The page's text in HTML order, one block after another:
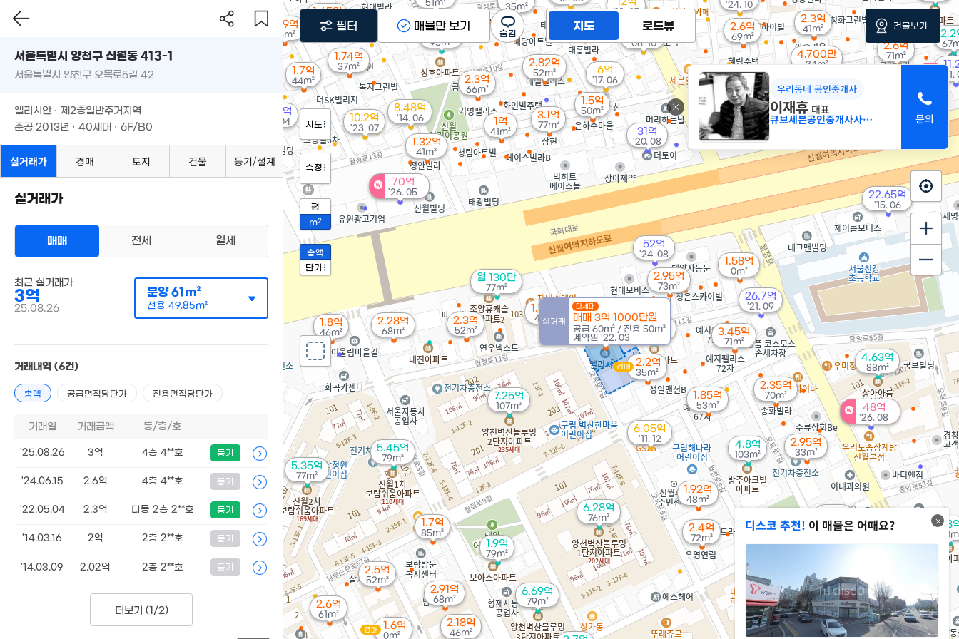
48억
'26. 08
2.2억
35m²
경매
5.45억
79m²
1.6억
0m²
경매 9억
112m²
2.3억
41m²
2.6억
69m²
월 130만
77m²
1.73억
48m²
70억
'26. 05
7.25억
107m²
5.35억
77m²
35m²
2.91억
68m²
1.32억
41m²
2.64억
67m²
2.95억
73m²
1.65억
42m²
2.3억
52m²
2.6억
61m²
4.63억
88m²
2.55억
69m²
6.28억
76m²
1억
41m²
2.95억
33m²
4.8억
103m²
1.8억
46m²
1.92억
48m²
2.6억
71m²
2.28억
68m²
1.74억
37m²
'24. 10
2.4억
72m²
52억
'24. 08
2.3억
66m²
1.76억
35m²
4,700만
34m²
51m²
1.85억
53m²
10.2억
'23. 07
2.2억
65m²
4.8
2.2
2.82억
52m²
2.19억
36m²
3.1억
77m²
실거래
다세대
매매 3억 1000만원
공급 60m² / 전용 50m²
계약일 '22. 03
2.5억
52m²
26.7억
'21. 09
2.18억
46m²
6.69억
79m²
2.35억
70m²
3.45억
71m²
'21. 04
1.7억
44m²
2.68억
95m²
31억
'20. 08
1.5억
50m²
'18. 07
6억
'17. 06
1.7억
85m²
22.65억
'15. 06
1.9억
79m²
8.48억
'14. 06
19억
6.05억
'11. 12
1.58억
0m²
14.9억
'10. 04
4.23억
'06. 10
디스코 추천! 이 매물은 어때요?
우리동네 공인중개사
이재휴 대표
큐브세븐공인중개사사무소
지도 로드뷰
지도
측정
평
m2
총액
단가
필터 매물만 보기 건물보기
서울특별시 양천구 신월동 413-1
서울특별시 양천구 오목로5길 42
엘리시안 · 제2종일반주거지역
준공 2013년 · 40세대 · 6F/B0
실거래가 경매 토지 건물 등기/설계
실거래가
매매 전세 월세
최근 실거래가
3억
25.08.26
분양61m²
전용 49.85m²
거래내역 (6건)
총액 공급면적당단가 전용면적당단가
거래일 거래금액 동/층/호
'25.08.26 3억 4층 4**호 등기
'24.06.15 2.6억 4층 4**호 등기
'22.05.04 2.3억 디동 2층 2**호 등기
'14.03.16 2억 2층 2**호 등기
'14.03.09 2.02억 2층 2**호 등기
더보기 (1/2)